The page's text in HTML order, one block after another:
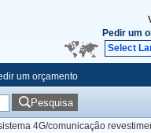
Pedir um
Select
um orçamento
Pesquisa
4G/comunicação